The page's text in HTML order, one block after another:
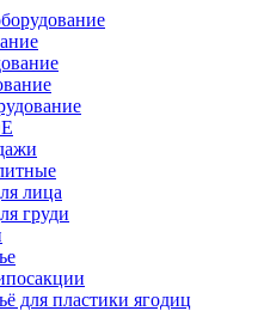
лица
груди
для пластики ягодиц